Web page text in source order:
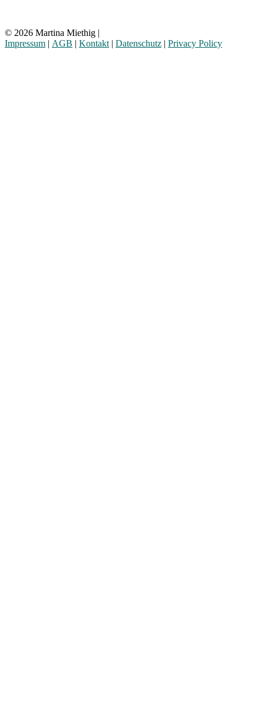
© 2026 Martina Miethig |
Impressum | AGB | Kontakt | Datenschutz | Privacy Policy